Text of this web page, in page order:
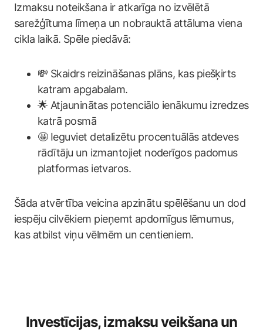
Izmaksu noteikšana ir atkarīga no izvēlētā
sarežģītuma līmeņa un nobrauktā attāluma viena
cikla laikā. Spēle piedāvā:
💸 Skaidrs reizināšanas plāns, kas piešķirts
katram apgabalam.
🌟 Atjauninātas potenciālo ienākumu izredzes
katrā posmā
🤩 Ieguviet detalizētu procentuālās atdeves
rādītāju un izmantojiet noderīgos padomus
platformas ietvaros.
Šāda atvērtība veicina apzinātu spēlēšanu un dod
iespēju cilvēkiem pieņemt apdomīgus lēmumus,
kas atbilst viņu vēlmēm un centieniem.
Investīcijas, izmaksu veikšana un